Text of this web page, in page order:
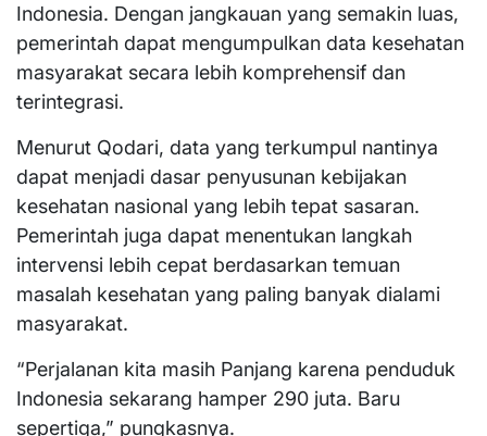
Indonesia. Dengan jangkauan yang semakin luas,
pemerintah dapat mengumpulkan data kesehatan
masyarakat secara lebih komprehensif dan
terintegrasi.
Menurut Qodari, data yang terkumpul nantinya
dapat menjadi dasar penyusunan kebijakan
kesehatan nasional yang lebih tepat sasaran.
Pemerintah juga dapat menentukan langkah
intervensi lebih cepat berdasarkan temuan
masalah kesehatan yang paling banyak dialami
masyarakat.
“Perjalanan kita masih Panjang karena penduduk
Indonesia sekarang hamper 290 juta. Baru
sepertiga,” pungkasnya.